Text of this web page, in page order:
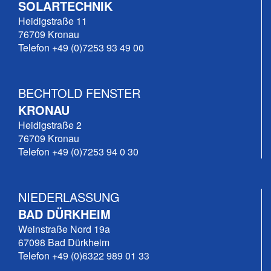
SOLARTECHNIK
Heidigstraße 11
76709 Kronau
Telefon +49 (0)7253 93 49 00
BECHTOLD FENSTER
KRONAU
Heidigstraße 2
76709 Kronau
Telefon +49 (0)7253 94 0 30
NIEDERLASSUNG
BAD DÜRKHEIM
Weinstraße Nord 19a
67098 Bad Dürkheim
Telefon +49 (0)6322 989 01 33